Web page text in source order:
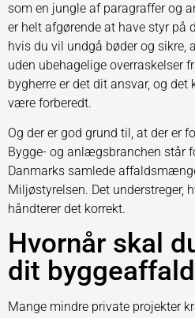
som en jungle af paragraffer og
er helt afgørende at have styr på
hvis du vil undgå bøder og sikre,
uden ubehagelige overraskelser
bygherre er det dit ansvar, og
være forberedt.
Og der er god grund til, at der er
Bygge- og anlægsbranchen står
Danmarks samlede
Miljøstyrelsen. Det understreger,
håndterer det korrekt.
Hvornår skal
dit
Mange mindre private projekter